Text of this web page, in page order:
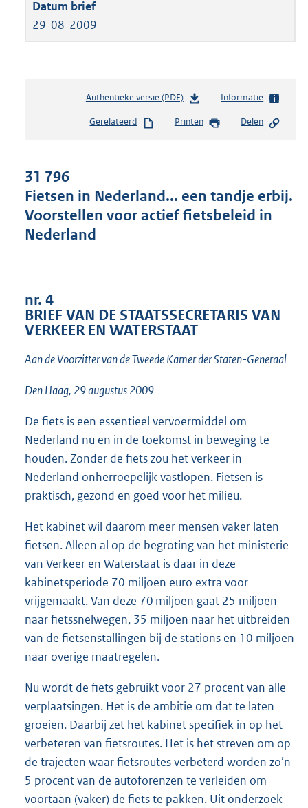
29-08-2009
Authentieke versie (PDF)b
s
s
g
:
2
K
Informatie
Gerelateerd Printen Delen
31 796
Fietsen in Nederland... een tandje erbij.
Voorstellen voor actief fietsbeleid in
Nederland
nr. 4
BRIEF VAN DE STAATSSECRETARIS VAN
VERKEER EN WATERSTAAT
Aan de Voorzitter van de Tweede Kamer der Staten-Generaal
Den Haag, 29 augustus 2009
De fiets is een essentieel vervoermiddel om
Nederland nu en in de toekomst in beweging te
houden. Zonder de fiets zou het verkeer in
Nederland onherroepelijk vastlopen. Fietsen is
praktisch, gezond en goed voor het milieu.
Het kabinet wil daarom meer mensen vaker laten
fietsen. Alleen al op de begroting van het ministerie
van Verkeer en Waterstaat is daar in deze
kabinetsperiode 70 miljoen euro extra voor
vrijgemaakt. Van deze 70 miljoen gaat 25 miljoen
naar fietssnelwegen, 35 miljoen naar het uitbreiden
van de fietsenstallingen bij de stations en 10 miljoen
naar overige maatregelen.
Nu wordt de fiets gebruikt voor 27 procent van alle
verplaatsingen. Het is de ambitie om dat te laten
groeien. Daarbij zet het kabinet specifiek in op het
verbeteren van fietsroutes. Het is het streven om op
de trajecten waar fietsroutes verbeterd worden zo’n
5 procent van de autoforenzen te verleiden om
voortaan (vaker) de fiets te pakken. Uit onderzoek